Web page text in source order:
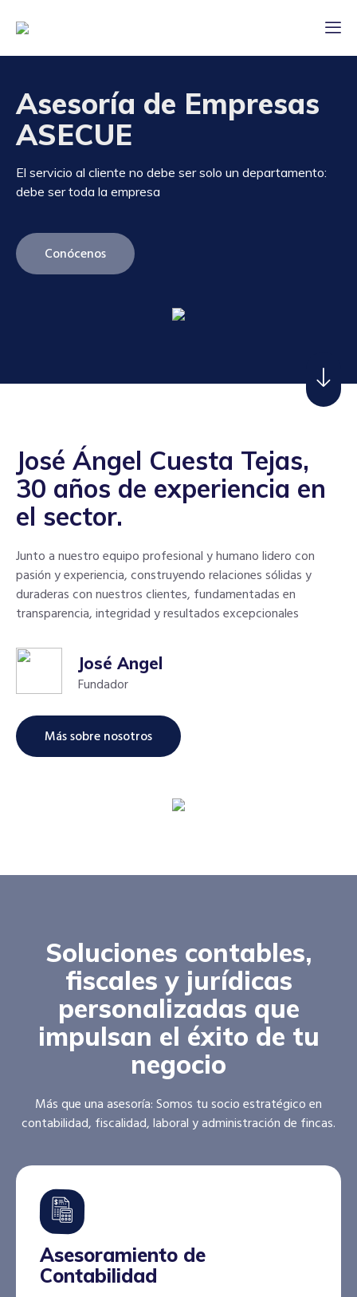
Asesoría de Empresas
ASECUE
El servicio al cliente no debe ser solo un departamento:
debe ser toda la empresa
Conócenos
José Ángel Cuesta Tejas,
30 años de experiencia en
el sector.
Junto a nuestro equipo profesional y humano lidero con
pasión y experiencia, construyendo relaciones sólidas y
duraderas con nuestros clientes, fundamentadas en
transparencia, integridad y resultados excepcionales
José Angel
Fundador
Más sobre nosotros
Soluciones contables,
fiscales y jurídicas
personalizadas que
impulsan el éxito de tu
negocio
Más que una asesoría: Somos tu socio estratégico en
contabilidad, fiscalidad, laboral y administración de fincas.
Asesoramiento de
Contabilidad